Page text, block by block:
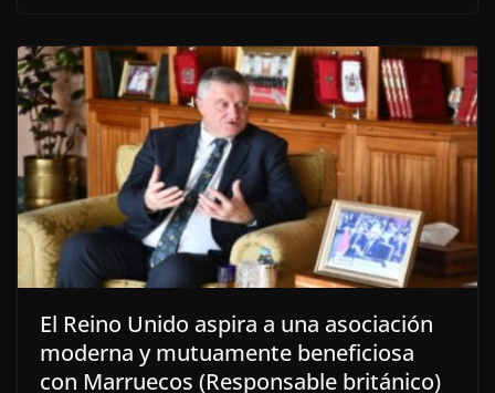
El Reino Unido aspira a una asociación
moderna y mutuamente beneficiosa
con Marruecos (Responsable británico)